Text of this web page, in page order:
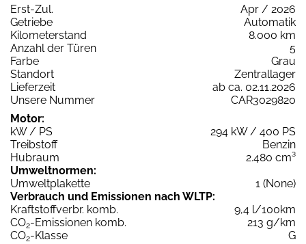
Erst-Zul.
Apr / 2026
Getriebe
Automatik
Kilometerstand
8.000 km
Anzahl der Türen
5
Farbe
Grau
Standort
Zentrallager
Lieferzeit
ab ca. 02.11.2026
Unsere Nummer
CAR3029820
Motor:
kW / PS
294 kW / 400 PS
Treibstoff
Benzin
Hubraum
2.480 cm³
Umweltnormen:
Umweltplakette
1 (None)
Verbrauch und Emissionen nach WLTP:
Kraftstoffverbr. komb.
9,4 l/100km
CO2-Emissionen komb.
213 g/km
CO2-Klasse
G